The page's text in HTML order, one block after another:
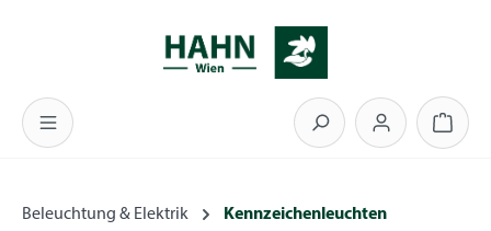
Beleuchtung & Elektrik Kennzeichenleuchten